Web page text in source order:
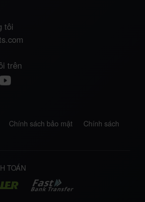
tôi
trên
Chính sách bảo mật
Chính sách
TOÁN